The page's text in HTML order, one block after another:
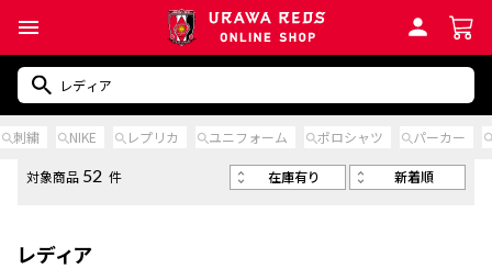
刺繍 NIKE レプリカ ユニフォーム ポロシャツ パーカー
レディア
対象商品 52 件 在庫有り 新着順